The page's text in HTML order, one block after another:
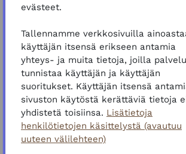
Toimi tällöin seuraavasti:
Rekisteröidy palvelun
Varmista, että olet kirjautunut
Lisää itsesi koulutuksen
koulutuksen aloittamista
koulutukseen" -painikkeesta.
painikkeen koulutuksen
Tämän koulutuksen suorittamisesta
ladattavissa Tukes Kampus -
evästeet.
Tallennamme verkkosivuilla
käyttäjän itsensä erikseen antamia
yhteys- ja muita tietoja, joilla palvelu
tunnistaa käyttäjän ja käyttäjän
suoritukset. Käyttäjän itsensä
sivuston käytöstä kerättäviä tietoja
yhdistetä toisiinsa. Lisätietoja
henkilötietojen käsittelystä (avautuu
uuteen välilehteen)